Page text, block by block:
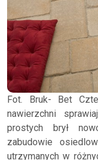
Fot. Bruk- Bet
nawierzchni
prostych brył
zabudowie
utrzymanych w